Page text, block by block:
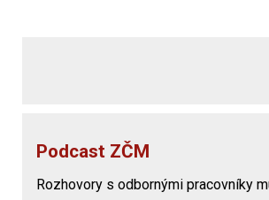
Podcast ZČM
Rozhovory s odbornými pracovníky